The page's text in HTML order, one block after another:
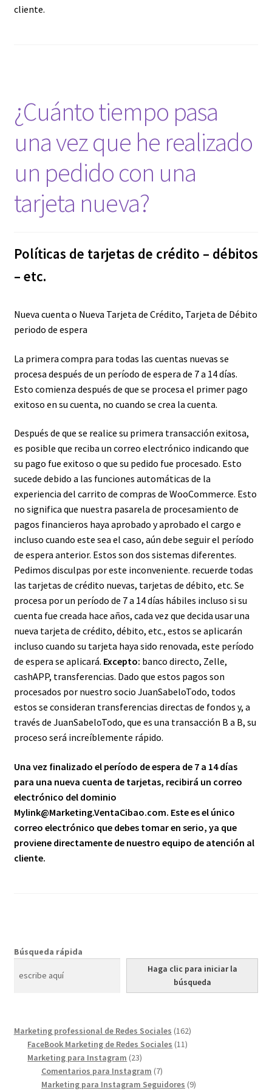
cliente.
¿Cuánto tiempo pasa
una vez que he realizado
un pedido con una
tarjeta nueva?
Políticas de tarjetas de crédito – débitos
– etc.
Nueva cuenta o Nueva Tarjeta de Crédito, Tarjeta de Débito
periodo de espera
La primera compra para todas las cuentas nuevas se
procesa después de un período de espera de 7 a 14 días.
Esto comienza después de que se procesa el primer pago
exitoso en su cuenta, no cuando se crea la cuenta.
Después de que se realice su primera transacción exitosa,
es posible que reciba un correo electrónico indicando que
su pago fue exitoso o que su pedido fue procesado. Esto
sucede debido a las funciones automáticas de la
experiencia del carrito de compras de WooCommerce. Esto
no significa que nuestra pasarela de procesamiento de
pagos financieros haya aprobado y aprobado el cargo e
incluso cuando este sea el caso, aún debe seguir el período
de espera anterior. Estos son dos sistemas diferentes.
Pedimos disculpas por este inconveniente. recuerde todas
las tarjetas de crédito nuevas, tarjetas de débito, etc. Se
procesa por un período de 7 a 14 días hábiles incluso si su
cuenta fue creada hace años, cada vez que decida usar una
nueva tarjeta de crédito, débito, etc., estos se aplicarán
incluso cuando su tarjeta haya sido renovada, este período
de espera se aplicará. Excepto: banco directo, Zelle,
cashAPP, transferencias. Dado que estos pagos son
procesados por nuestro socio JuanSabeloTodo, todos
estos se consideran transferencias directas de fondos y, a
través de JuanSabeloTodo, que es una transacción B a B, su
proceso será increíblemente rápido.
Una vez finalizado el período de espera de 7 a 14 días
para una nueva cuenta de tarjetas, recibirá un correo
electrónico del dominio
Mylink@Marketing.VentaCibao.com. Este es el único
correo electrónico que debes tomar en serio, ya que
proviene directamente de nuestro equipo de atención al
cliente.
Búsqueda rápida
Haga clic para iniciar la
búsqueda
Marketing professional de Redes Sociales 162162
FaceBook Marketing de Redes Sociales 1111
Marketing para Instagram 2323
products
Comentarios para Instagram 77
products
Marketing para Instagram Seguidores 99